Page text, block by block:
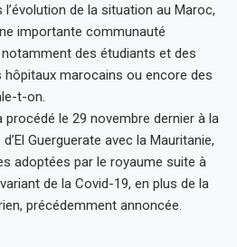
de la situation au Maroc,
importante communauté
des étudiants et des
marocains ou encore des
t-on.
le 29 novembre dernier à la
Guerguerate avec la Mauritanie,
adoptées par le royaume suite à
de la Covid-19, en plus de la
précédemment annoncée.